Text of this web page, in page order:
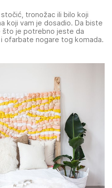
tronožac ili bilo koji
koji vam je dosadio. Da biste
što je potrebno jeste da
ofarbate nogare tog komada.